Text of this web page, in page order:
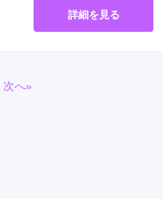
詳細を見る
次へ»